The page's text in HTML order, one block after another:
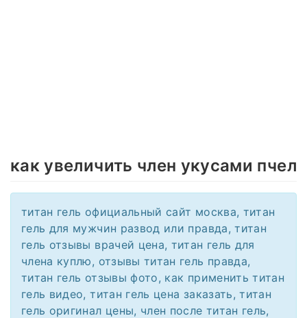
как увеличить член укусами пчел
титан гель официальный сайт москва, титан
гель для мужчин развод или правда, титан
гель отзывы врачей цена, титан гель для
члена куплю, отзывы титан гель правда,
титан гель отзывы фото, как применить титан
гель видео, титан гель цена заказать, титан
гель оригинал цены, член после титан гель,